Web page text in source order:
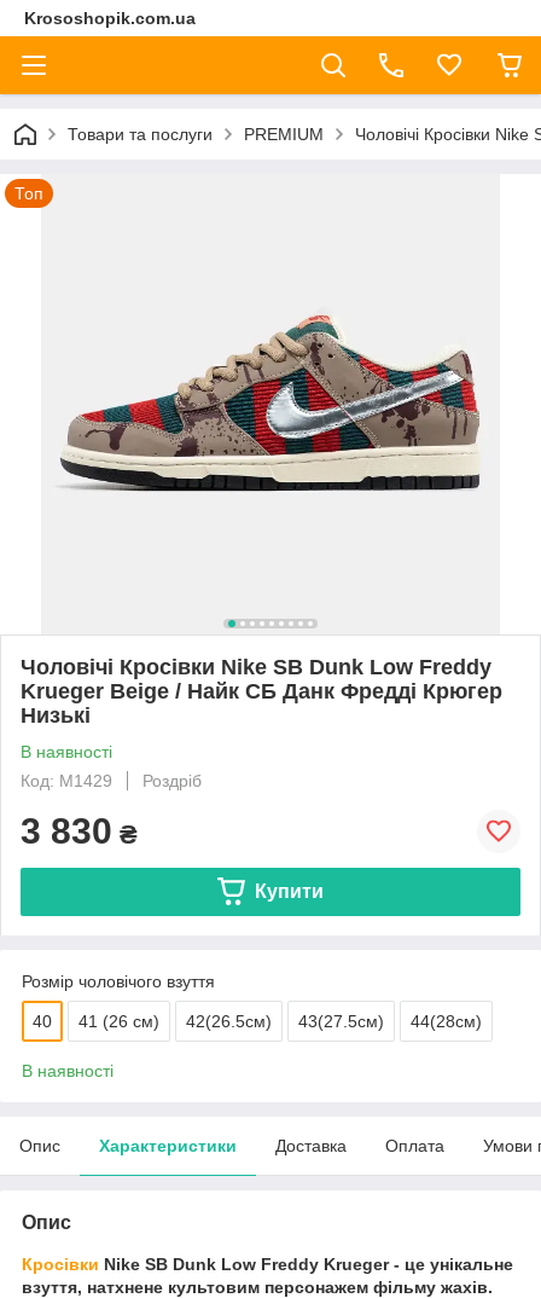
Krososhopik.com.ua
Товари та послуги PREMIUM Чоловічі Кросівки
Топ
Чоловічі Кросівки Nike SB Dunk Low Freddy
Krueger Beige / Найк СБ Данк Фредді Крюгер
Низькі
В наявності
Код: M1429
Роздріб
3 830 ₴
Купити
Розмір чоловічого взуття
40 41 (26 см) 42(26.5см) 43(27.5см) 44(28см)
В наявності
Опис Характеристики Доставка Оплата Умови
Опис
Кросівки Nike SB Dunk Low Freddy Krueger - це унікальне
взуття, натхнене культовим персонажем фільму жахів.